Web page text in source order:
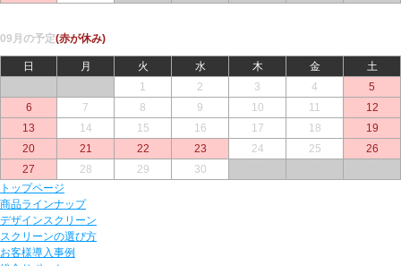
09月の予定(赤が休み)
日 月 火 水 木 金
土
1 2 3 4
5
6
7 8 9 10 11
12
13
14 15 16 17 18
19
20
21 22 23 24 25
26
27
28 29 30
トップページ
商品ラインナップ
デザインスクリーン
スクリーンの選び方
お客様導入事例